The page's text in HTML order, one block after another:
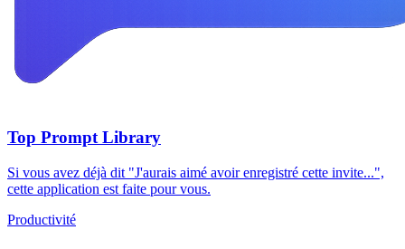
Top Prompt Library
Si vous avez déjà dit "J'aurais aimé avoir enregistré cette invite...",
cette application est faite pour vous.
Productivité